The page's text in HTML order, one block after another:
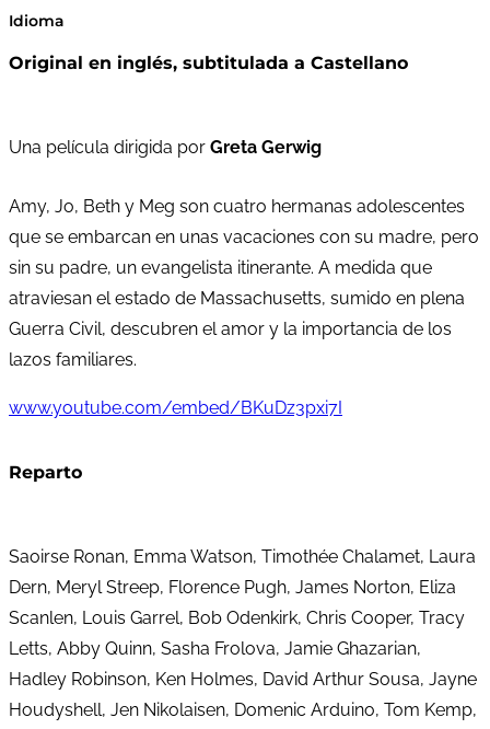
Idioma
Original en inglés, subtitulada a Castellano
Una película dirigida por Greta Gerwig
Amy, Jo, Beth y Meg son cuatro hermanas adolescentes
que se embarcan en unas vacaciones con su madre, pero
sin su padre, un evangelista itinerante. A medida que
atraviesan el estado de Massachusetts, sumido en plena
Guerra Civil, descubren el amor y la importancia de los
lazos familiares.
www.youtube.com/embed/BKuDz3pxi7I
Reparto
Saoirse Ronan, Emma Watson, Timothée Chalamet, Laura
Dern, Meryl Streep, Florence Pugh, James Norton, Eliza
Scanlen, Louis Garrel, Bob Odenkirk, Chris Cooper, Tracy
Letts, Abby Quinn, Sasha Frolova, Jamie Ghazarian,
Hadley Robinson, Ken Holmes, David Arthur Sousa, Jayne
Houdyshell, Jen Nikolaisen, Domenic Arduino, Tom Kemp,